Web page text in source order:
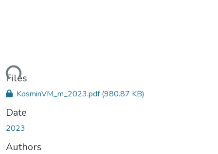
Files
KosminVM_m_2023.pdf(980.87 KB)
Date
2023
Authors